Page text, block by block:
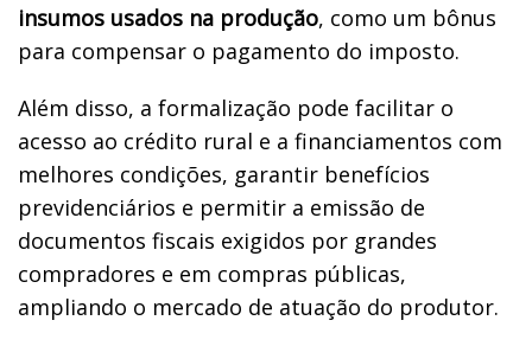
insumos usados na produção, como um bônus
para compensar o pagamento do imposto.
Além disso, a formalização pode facilitar o
acesso ao crédito rural e a financiamentos com
melhores condições, garantir benefícios
previdenciários e permitir a emissão de
documentos fiscais exigidos por grandes
compradores e em compras públicas,
ampliando o mercado de atuação do produtor.